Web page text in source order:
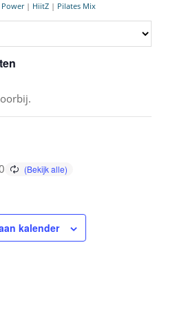
Power| HiitZ| Pilates Mix
kalender